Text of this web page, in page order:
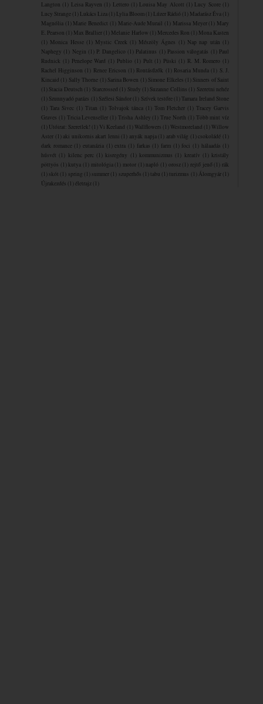
Langton
(1) Leisa Rayven (1) Lettero (1) Louisa May Alcott (1) Lucy Score
(1)
Lucy Strange (1) Lukács Liza (1) Lylia Bloom (1) Lúzer Rádió (1) Madarász Éva (1)
Magnólia
(1) Marie Benedict (1) Marie-Aude Murail (1) Marissa Meyer (1) Mary
E. Pearson
(1) Max Brallier (1) Melanie Harlow (1) Mercedes Ron (1) Mona Kasten
(1) Monica Hesse (1) Mystic Creek (1) Mészöly Ágnes (1) Nap nap után
(1)
Naphegy
(1) Negin (1) P. Dangelico (1) Palatinus (1) Passion válogatás (1) Paul
Rudnick
(1) Penelope Ward (1) Publio (1) Pult (1) Püski (1) R. M. Romero
(1)
Rachel Higginson
(1) Renee Ericson (1) Rontásűzők (1) Rosaria Munda (1) S. J.
Kincaid
(1) Sally Thorne (1) Sarina Bowen (1) Simone Elkeles (1) Sinners of Saint
(1) Stacia Deutsch (1) Starcrossed (1) Study (1) Suzanne Collins (1) Szeretni nehéz
(1) Szunnyadó parázs (1) Szélesi Sándor (1) Szívek testőre (1)Tamara Ireland Stone
(1) Tara Sivec (1) Titan (1) Tolvajok ​tánca (1) Tom Fletcher (1) Tracey Garvis
Graves
(1) Tricia Levenseller (1) Trisha Ashley (1) True North (1) Több mint víz
(1) Utóirat: Szeretlek! (1) Vi Keeland (1) Wallflowers (1) Westmoreland (1) Willow
Aster
(1) aki unikornis akart lenni (1) anyák napja (1) arab világ (1)csokoládé
(1)
dark romance
(1) eutanázia (1) extra (1) farkas (1) farm (1) foci (1) hálaadás
(1)
húsvét
(1) kilenc perc (1) kisregény (1) kommunizmus (1) kreatív (1) kristály
pöttyös
(1) kutya (1) mitológia (1) motor (1) napló (1) orosz (1) rejtő jenő (1) rák
(1) skót (1) spring (1) summer (1) szuperhős (1) tabu (1) turizmus (1) Álomgyár (1)
Újrakezdés
(1)életrajz (1)